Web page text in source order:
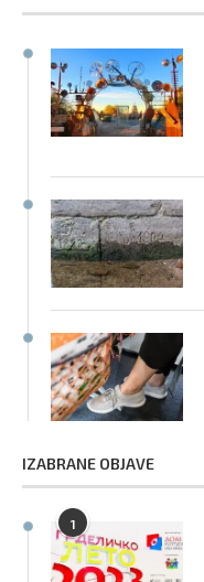
IZABRANE OBJAVE
1